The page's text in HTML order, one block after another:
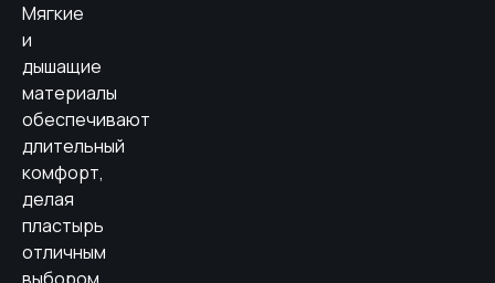
Мягкие
и
дышащие
материалы
обеспечивают
длительный
комфорт,
делая
пластырь
отличным